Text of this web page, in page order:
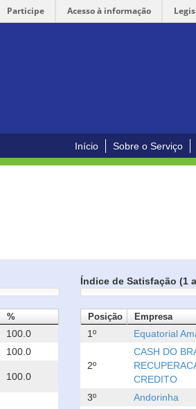
Participe Acesso à informação
Início Sobre o Serviço
%
100.0
100.0
100.0
Índice de Satisfação (1
Posição Empresa
1º Equatorial
2º
CASH DO
CREDITO
3º Andorinha